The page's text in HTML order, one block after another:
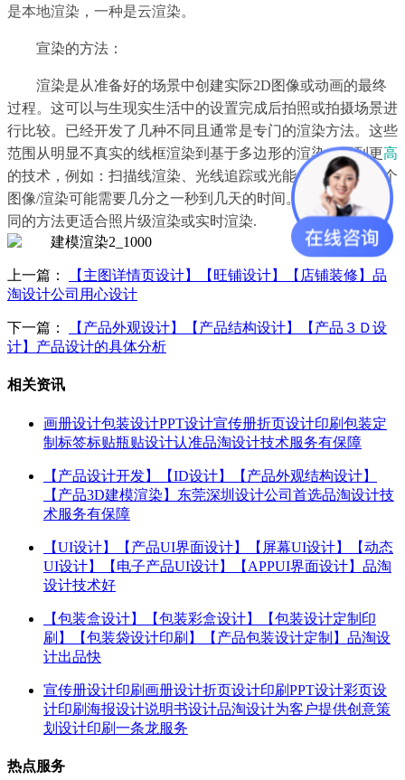
是本地渲染，一种是云渲染。
宣染的方法：
渲染是从准备好的场景中创建实际2D图像或动画的最终
过程。这可以与生现实生活中的设置完成后拍照或拍摄场景进
行比较。已经开发了几种不同且通常是专门的渲染方法。这些
范围从明显不真实的线框渲染到基于多边形的渲染，再到更高
的技术，例如：扫描线渲染、光线追踪或光能传递。对于单个
图像/渲染可能需要几分之一秒到几天的时间。一般来说，不
同的方法更适合照片级渲染或实时渲染.
上一篇：
【主图详情页设计】【旺铺设计】【店铺装修】品
淘设计公司用心设计
下一篇：
【产品外观设计】【产品结构设计】【产品３Ｄ设
计】产品设计的具体分析
相关资讯
画册设计包装设计PPT设计宣传册折页设计印刷包装定
制标签标贴瓶贴设计认准品淘设计技术服务有保障
【产品设计开发】【ID设计】【产品外观结构设计】
【产品3D建模渲染】东莞深圳设计公司首选品淘设计技
术服务有保障
【UI设计】【产品UI界面设计】【屏幕UI设计】【动态
UI设计】【电子产品UI设计】【APPUI界面设计】品淘
设计技术好
【包装盒设计】【包装彩盒设计】【包装设计定制印
刷】【包装袋设计印刷】【产品包装设计定制】品淘设
计出品快
宣传册设计印刷画册设计折页设计印刷PPT设计彩页设
计印刷海报设计说明书设计品淘设计为客户提供创意策
划设计印刷一条龙服务
热点服务